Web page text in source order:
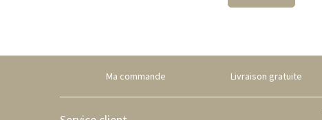
Ma commande Livraison gratuite